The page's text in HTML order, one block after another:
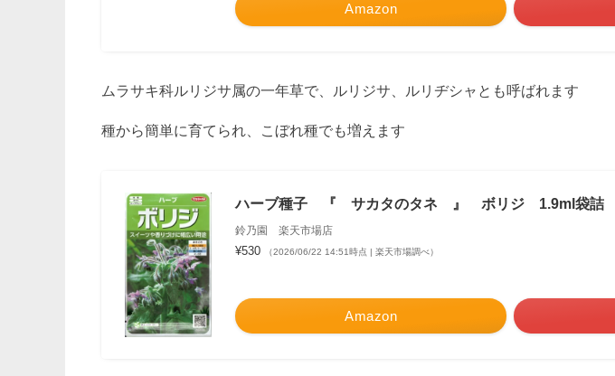
Amazon
ムラサキ科ルリジサ属の一年草で、ルリジサ、ルリヂシャとも呼ばれます
種から簡単に育てられ、こぼれ種でも増えます
ハーブ種子 『 サカタのタネ 』 ボリジ 1.9ml袋詰
鈴乃園 楽天市場店
¥530 （2026/06/22 14:51時点 | 楽天市場調べ）
Amazon